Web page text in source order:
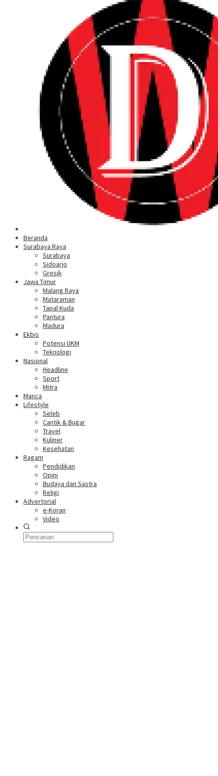
Beranda
Surabaya Raya
Surabaya
Sidoarjo
Gresik
Jawa Timur
Malang Raya
Mataraman
Tapal Kuda
Pantura
Madura
Ekbis
Potensi UKM
Teknologi
Nasional
Headline
Sport
Mitra
Manca
Lifestyle
Seleb
Cantik & Bugar
Travel
Kuliner
Kesehatan
Ragam
Pendidikan
Opini
Budaya dan Sastra
Religi
Advertorial
e-Koran
Video